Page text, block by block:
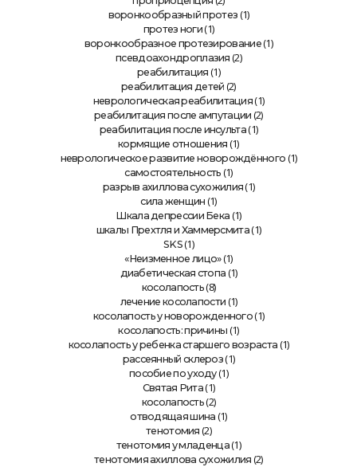
воронкообразный протез (1)
протез ноги (1)
воронкообразное протезирование(1)
псевдоахондроплазия (2)
реабилитация (1)
реабилитация детей (2)
неврологическая реабилитация (1)
реабилитация после ампутации (2)
реабилитация после инсульта(1)
кормящие отношения (1)
неврологическое развитие новорождённого (1)
самостоятельность (1)
разрыв ахиллова сухожилия (1)
сила женщин (1)
Шкала депрессии Бека (1)
шкалы Прехтля и Хаммерсмита(1)
SKS(1)
«Неизменное лицо»(1)
диабетическая стопа (1)
косолапость (8)
лечение косолапости (1)
косолапость у новорожденного (1)
косолапость: причины (1)
косолапость у ребенка старшего возраста (1)
рассеянный склероз (1)
пособие по уходу(1)
Святая Рита (1)
косолапость (2)
отводящая шина (1)
тенотомия (2)
тенотомия у младенца(1)
тенотомия ахиллова сухожилия (2)